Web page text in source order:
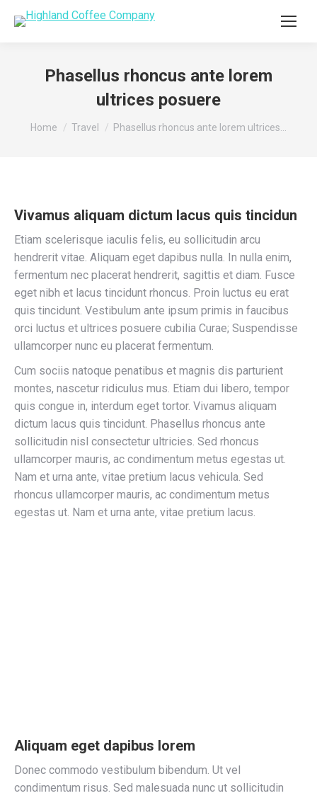
Phasellus rhoncus ante lorem
ultrices posuere
You are here:
Home Travel Phasellus rhoncus ante lorem ultrices…
Vivamus aliquam dictum lacus quis tincidun
Etiam scelerisque iaculis felis, eu sollicitudin arcu
hendrerit vitae. Aliquam eget dapibus nulla. In nulla enim,
fermentum nec placerat hendrerit, sagittis et diam. Fusce
eget nibh et lacus tincidunt rhoncus. Proin luctus eu erat
quis tincidunt. Vestibulum ante ipsum primis in faucibus
orci luctus et ultrices posuere cubilia Curae; Suspendisse
ullamcorper nunc eu placerat fermentum.
Cum sociis natoque penatibus et magnis dis parturient
montes, nascetur ridiculus mus. Etiam dui libero, tempor
quis congue in, interdum eget tortor. Vivamus aliquam
dictum lacus quis tincidunt. Phasellus rhoncus ante
sollicitudin nisl consectetur ultricies. Sed rhoncus
ullamcorper mauris, ac condimentum metus egestas ut.
Nam et urna ante, vitae pretium lacus vehicula. Sed
rhoncus ullamcorper mauris, ac condimentum metus
egestas ut. Nam et urna ante, vitae pretium lacus.
Aliquam eget dapibus lorem
Donec commodo vestibulum bibendum. Ut vel
condimentum risus. Sed malesuada nunc ut sollicitudin